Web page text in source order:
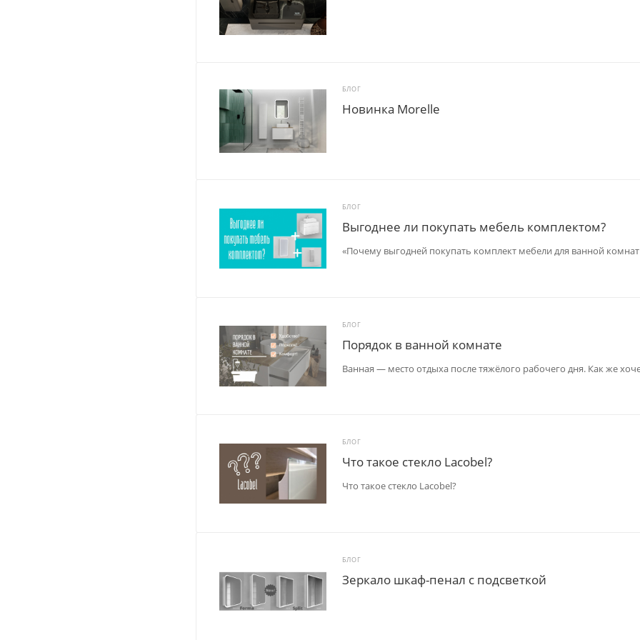
БЛОГ
Новинка Morelle
БЛОГ
Выгоднее ли покупать мебель комплектом?
«Почему выгодней покупать комплект мебели для ванной
БЛОГ
Порядок в ванной комнате
Ванная — место отдыха после тяжёлого рабочего дня. Как же
БЛОГ
Что такое стекло Lacobel?
Что такое стекло Lacobel?
БЛОГ
Зеркало шкаф-пенал с подсветкой